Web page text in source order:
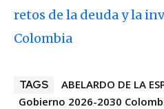
retos de la deuda y la
Colombia
TAGS
ABELARDO DE LA
Gobierno 2026-2030